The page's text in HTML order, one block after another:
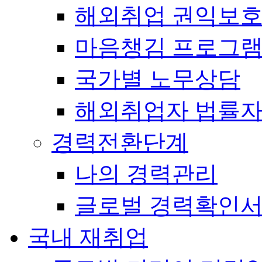
해외취업 권익보
마음챙김 프로그
국가별 노무상담
해외취업자 법률
경력전환단계
나의 경력관리
글로벌 경력확인
국내 재취업